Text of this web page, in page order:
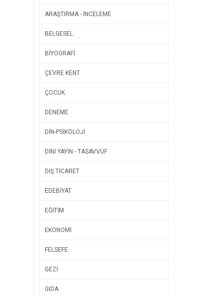
ARAŞTIRMA - İNCELEME
BELGESEL
BİYOGRAFİ
ÇEVRE KENT
ÇOCUK
DENEME
DİN-PSİKOLOJİ
DİNİ YAYIN - TASAVVUF
DIŞ TİCARET
EDEBİYAT
EĞİTİM
EKONOMİ
FELSEFE
GEZİ
GIDA